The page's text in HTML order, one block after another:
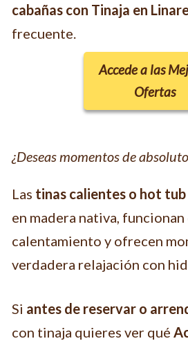
cabañas con Tinaja en
frecuente.
Accede a las
Ofertas
¿Deseas momentos de
Las tinas calientes o hot tub
en madera nativa,
calentamiento y ofrecen
verdadera relajación con
Si antes de reservar o
con tinaja quieres ver qué